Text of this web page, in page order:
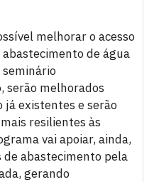
melhorar o acesso
de água
serão melhorados
já existentes e serão
resilientes às
vai apoiar, ainda,
de abastecimento pela
gerando